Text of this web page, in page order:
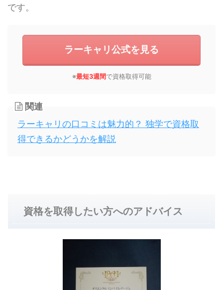
です。
ラーキャリ公式を見る
※最短3週間 で資格取得可能
関連
ラーキャリの口コミは魅力的？ 独学で資格取
得できるかどうかを解説
資格を取得したい方へのアドバイス